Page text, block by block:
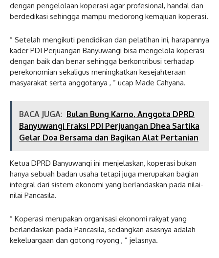
dengan pengelolaan koperasi agar profesional, handal dan
berdedikasi sehingga mampu medorong kemajuan koperasi.
” Setelah mengikuti pendidikan dan pelatihan ini, harapannya
kader PDI Perjuangan Banyuwangi bisa mengelola koperasi
dengan baik dan benar sehingga berkontribusi terhadap
perekonomian sekaligus meningkatkan kesejahteraan
masyarakat serta anggotanya , ” ucap Made Cahyana.
BACA JUGA: Bulan Bung Karno, Anggota DPRD
Banyuwangi Fraksi PDI Perjuangan Dhea Sartika
Gelar Doa Bersama dan Bagikan Alat Pertanian
Ketua DPRD Banyuwangi ini menjelaskan, koperasi bukan
hanya sebuah badan usaha tetapi juga merupakan bagian
integral dari sistem ekonomi yang berlandaskan pada nilai-
nilai Pancasila.
” Koperasi merupakan organisasi ekonomi rakyat yang
berlandaskan pada Pancasila, sedangkan asasnya adalah
kekeluargaan dan gotong royong , ” jelasnya.